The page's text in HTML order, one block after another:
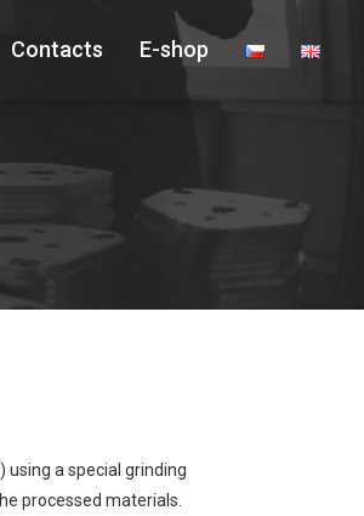
Contacts E-shop
a special grinding
processed materials.